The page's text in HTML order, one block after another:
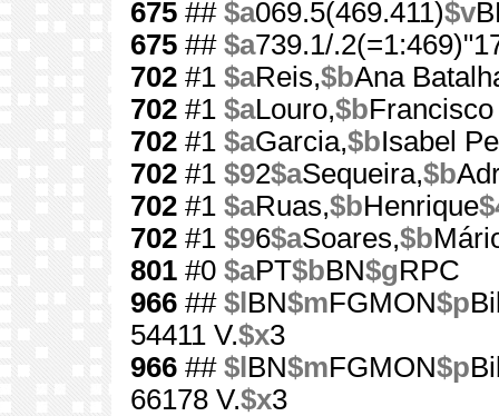
675 ## $a069.5(469.411)$v
675 ## $a739.1/
702 #1 $aReis,$bAna
702 #1 $aLouro,$b
702 #1 $aGarcia,$bIsabel
702 #1 $92$aSequeira,$b
702 #1 $aRuas,$bHenrique
702 #1 $96$aSoares,$b
801 #0 $aPT$bBN$gRPC
966 ## $l BN$mFGMON$p
54411 V.$x3
966 ## $l BN$mFGMON$p
66178 V.$x3